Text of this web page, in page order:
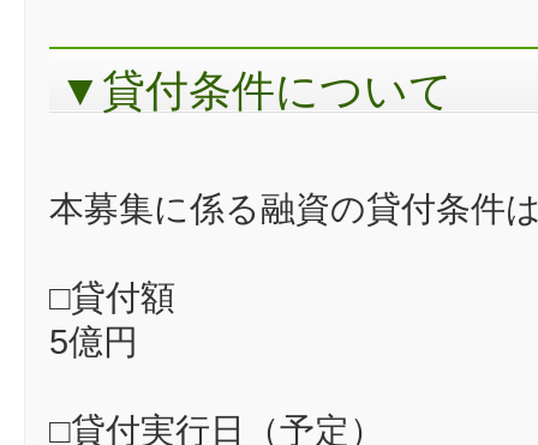
▼貸付条件について
本募集に係る融資の貸付条件
□貸付額
5億円
□貸付実行日（予定）